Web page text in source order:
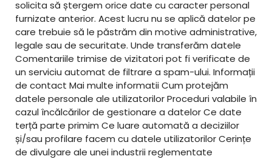
solicita să ștergem orice date cu caracter personal
furnizate anterior. Acest lucru nu se aplică datelor pe
care trebuie să le păstrăm din motive administrative,
legale sau de securitate. Unde transferăm datele
Comentariile trimise de vizitatori pot fi verificate de
un serviciu automat de filtrare a spam-ului. Informații
de contact Mai multe informatii Cum protejăm
datele personale ale utilizatorilor Proceduri valabile în
cazul încălcărilor de gestionare a datelor Ce date
terță parte primim Ce luare automată a deciziilor
și/sau profilare facem cu datele utilizatorilor Cerințe
de divulgare ale unei industrii reglementate